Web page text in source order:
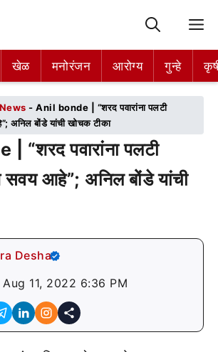
खेळ मनोरंजन आरोग्य गुन्हे
खेळ मनोरंजन आरोग्य गुन्हे
- Anil bonde | “शरद पवारांना पलटी
अनिल बोंडे यांची खोचक टीका
“शरद पवारांना पलटी
सवय आहे”; अनिल बोंडे यांची
Desha
Aug 11, 2022 6:36 PM